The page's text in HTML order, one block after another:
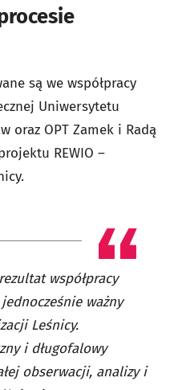
są we współpracy
Uniwersytetu
oraz OPT Zamek i Radą
REWIO –
współpracy
ważny
Leśnicy.
i długofalowy
obserwacji, analizy i